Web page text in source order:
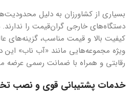
بسیاری از کشاورزان به دلیل
دستگاه‌های خارجی گران‌قیمت را ندارند.
کیفیت بالا و قیمت مناسب،
ویژه مجموعه‌هایی مانند «آب ناب» این
رقابتی و همراه با ضمانت رسمی عرضه
خدمات پشتیبانی قوی و نصب